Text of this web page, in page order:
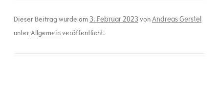
Dieser Beitrag wurde am 3. Februar 2023 vonAndreas Gerstel
unterAllgemeinveröffentlicht.